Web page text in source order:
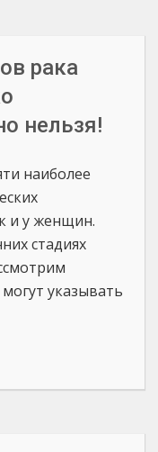
рака
нельзя!
наиболее
и у женщин.
стадиях
указывать